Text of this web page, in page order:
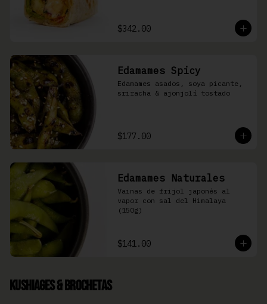
$342.00
Edamames Spicy
Edamames asados, soya picante,
sriracha & ajonjolí tostado
$177.00
Edamames Naturales
Vainas de frijol japonés al
vapor con sal del Himalaya
(150g)
$141.00
Kushiages & Brochetas